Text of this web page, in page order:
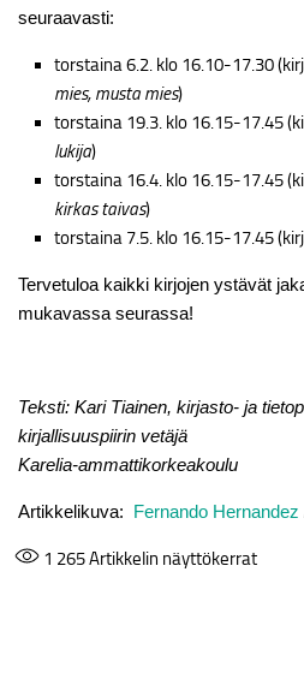
seuraavasti:
torstaina 6.2. klo 16.10-17.30
mies, musta mies)
torstaina 19.3. klo 16.15-17.45
lukija)
torstaina 16.4. klo 16.15-17.45
kirkas taivas)
torstaina 7.5. klo 16.15-17.45
Tervetuloa kaikki kirjojen ystävät
mukavassa seurassa!
Teksti: Kari Tiainen, kirjasto- ja
kirjallisuuspiirin vetäjä
Karelia-ammattikorkeakoulu
Artikkelikuva: Fernando Hernandez
1 265Artikkelin näyttökerrat